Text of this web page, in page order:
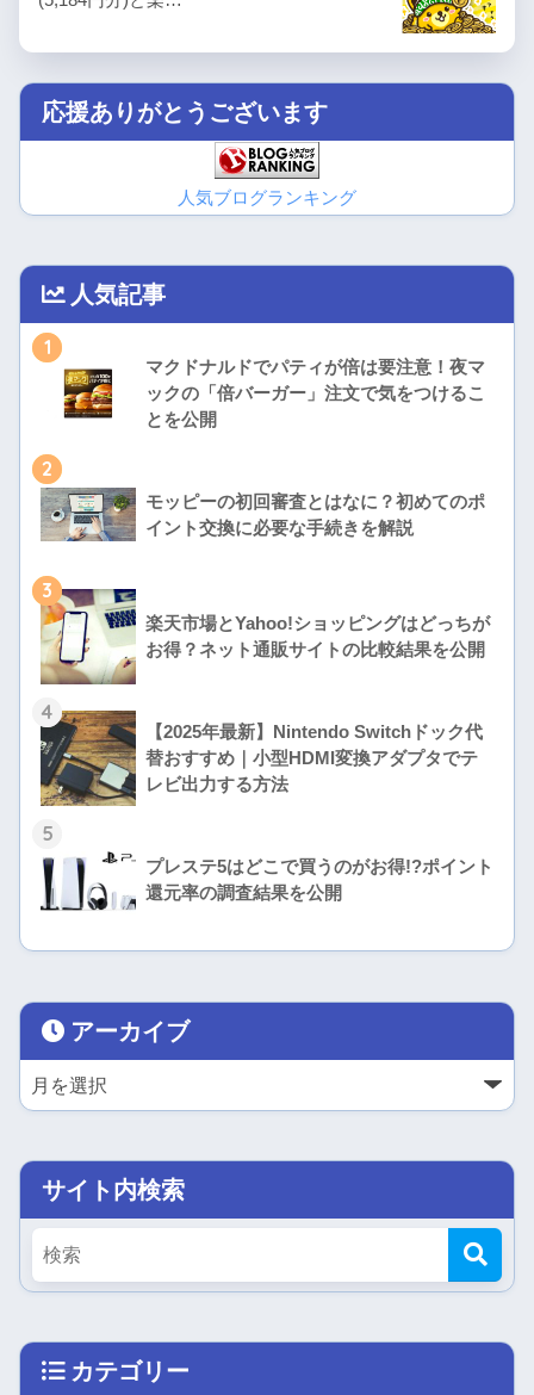
応援ありがとうございます
人気ブログランキング
人気記事
1
マクドナルドでパティが倍は要注意！夜マ
ックの「倍バーガー」注文で気をつけるこ
とを公開
2
モッピーの初回審査とはなに？初めてのポ
イント交換に必要な手続きを解説
3
楽天市場とYahoo!ショッピングはどっちが
お得？ネット通販サイトの比較結果を公開
4
【2025年最新】Nintendo Switchドック代
替おすすめ｜小型HDMI変換アダプタでテ
レビ出力する方法
5
プレステ5はどこで買うのがお得!?ポイント
還元率の調査結果を公開
アーカイブ
サイト内検索
カテゴリー